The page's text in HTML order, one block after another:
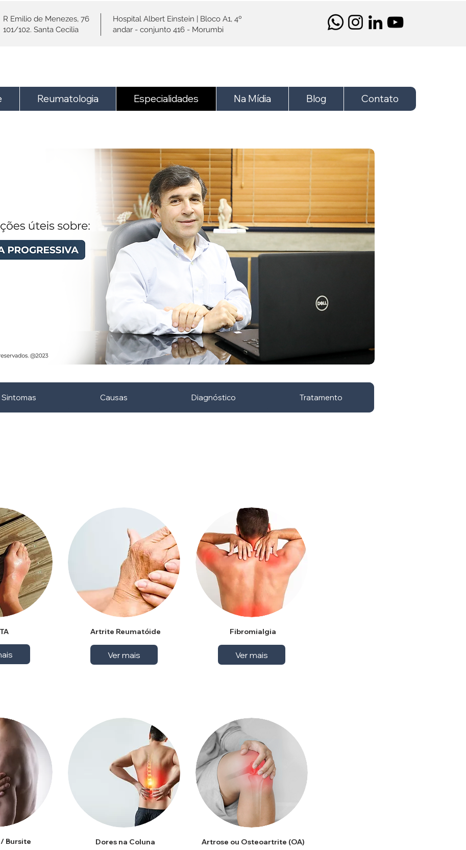
R Emilio de Menezes, 76
101/102. Santa Cecilia
Hospital Albert Einstein | Bloco A1, 4º
andar - conjunto 416 - Morumbi
Reumatologia Especialidades Na Mídia Blog Contato
Sintomas Causas Diagnóstico Tratamento
Bursite
Artrite Reumatóide
Ver mais
Dores na Coluna
Fibromialgia
Ver mais
Artrose ou Osteoartrite (OA)